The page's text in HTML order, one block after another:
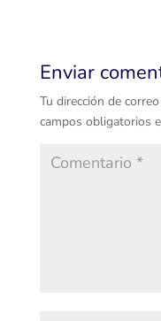
Enviar
Tu dirección de
campos obligatorios